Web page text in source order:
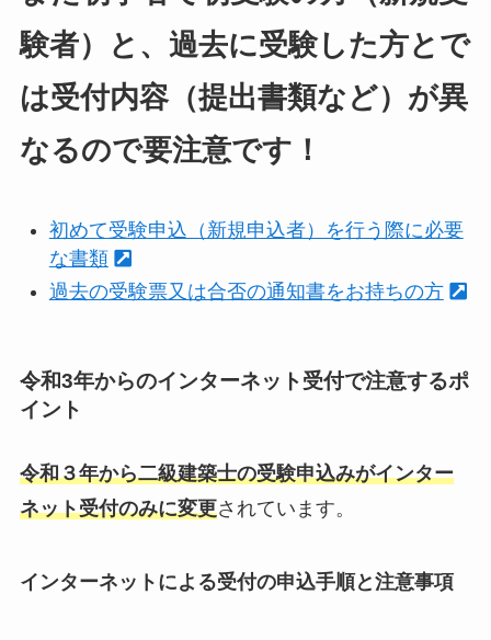
験者）と、過去に受験した方とで
は受付内容（提出書類など）が異
なるので要注意です！
初めて受験申込（新規申込者）を行う際に必要
な書類
過去の受験票又は合否の通知書をお持ちの方
令和3年からのインターネット受付で注意するポ
イント
令和３年から二級建築士の受験申込みがインター
ネット受付のみに変更されています。
インターネットによる受付の申込手順と注意事項